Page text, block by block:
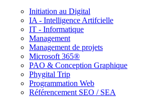
Initiation au Digital
IA - Intelligence Artifcielle
IT - Informatique
Management
Management de projets
Microsoft 365®
PAO & Conception Graphique
Phygital Trip
Programmation Web
Référencement SEO / SEA